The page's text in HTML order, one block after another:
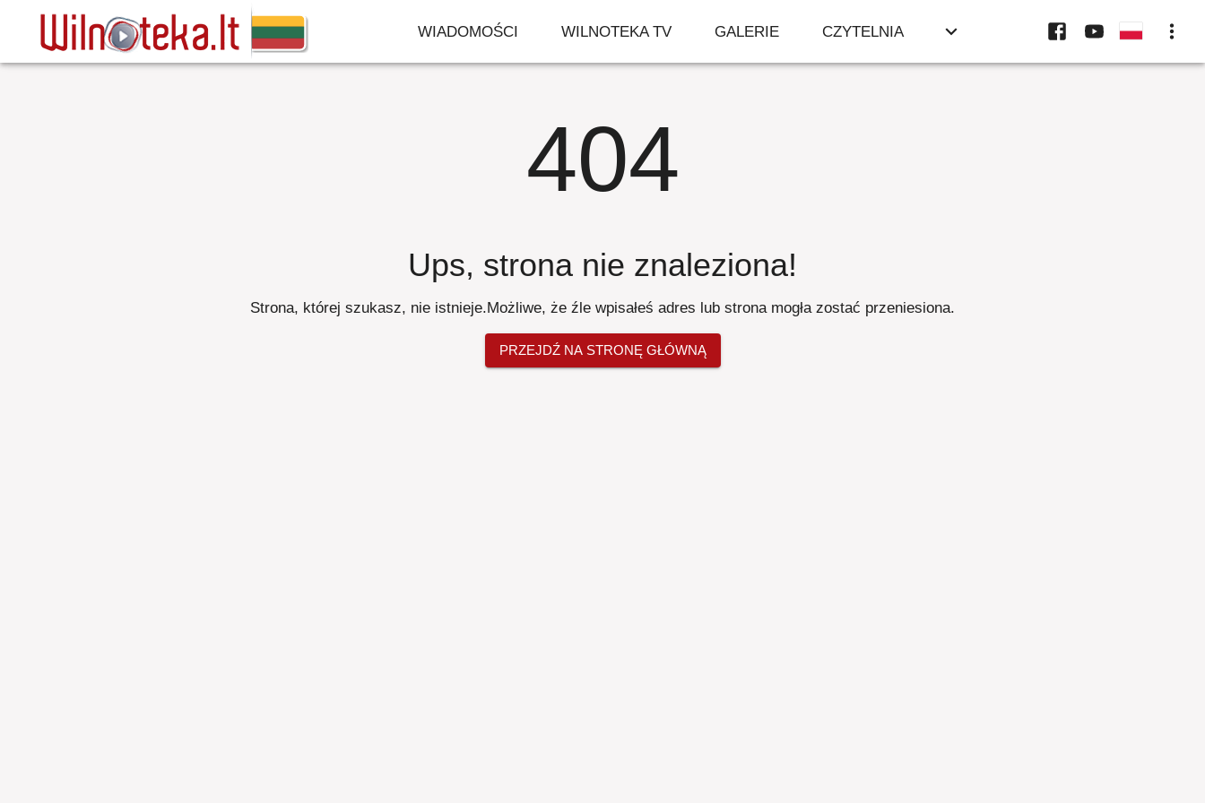
WIADOMOŚCI WILNOTEKA TV GALERIE CZYTELNIA
404
Ups, strona nie znaleziona!
Strona, której szukasz, nie istnieje.Możliwe, że źle wpisałeś adres lub strona mogła zostać przeniesiona.
PRZEJDŹ NA STRONĘ GŁÓWNĄ